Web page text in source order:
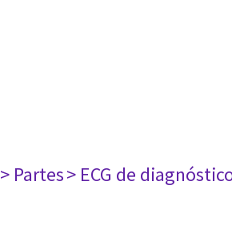
> Partes> ECG de